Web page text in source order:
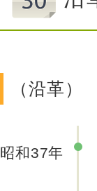
（沿革）
昭和37年